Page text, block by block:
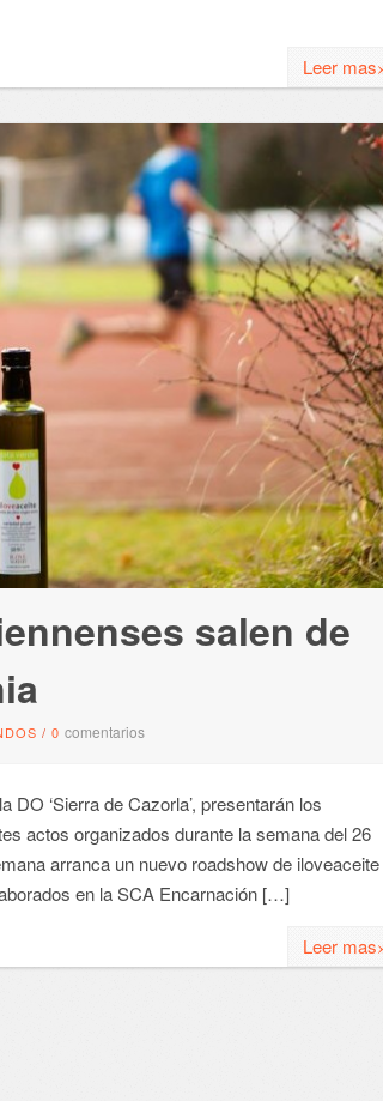
Leer mas
salen de
/ 0 comentarios
DO ‘Sierra de Cazorla’, presentarán los
actos organizados durante la semana del 26
arranca un nuevo roadshow de iloveaceite
en la SCA Encarnación […]
Leer mas